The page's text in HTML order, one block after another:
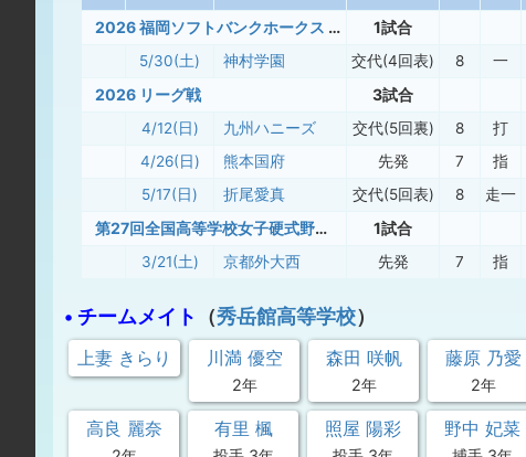
2026 福岡ソフトバンクホークス クイーンズカップ supported by SMBC 1試合
5/30(土) 神村学園 交代(4回表) 8 一
2026 リーグ戦 3試合
4/12(日) 九州ハニーズ 交代(5回裏) 8 打
4/26(日)
熊本国府 先発 7 指
5/17(日)
折尾愛真 交代(5回表) 8 走一
第27回全国高等学校女子硬式野球選抜大会 1試合
3/21(土) 京都外大西 先発 7 指
• チームメイト （秀岳館高等学校）
上妻 きらり 川満 優空
2年
森田 咲帆
2年
藤原 乃愛
2年
高良 麗奈 有里 楓 照屋 陽彩 野中 妃菜